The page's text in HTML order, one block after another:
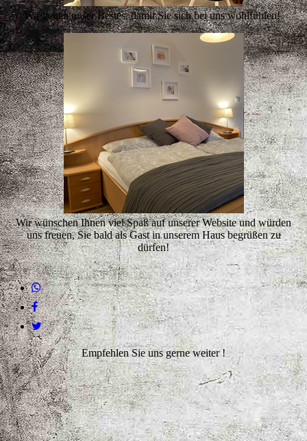
Wir geben unser Bestes, damit Sie sich bei uns wohlfühlen!
Wir wünschen Ihnen viel Spaß auf unserer Website und würden
uns freuen, Sie bald als Gast in unserem Haus begrüßen zu
dürfen!
Empfehlen Sie uns gerne weiter !